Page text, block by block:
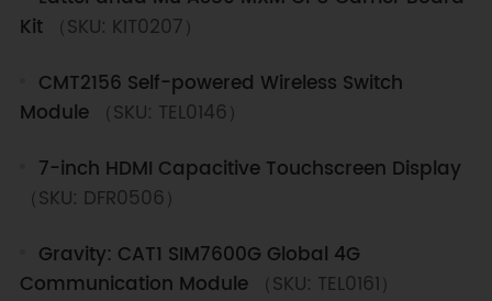
Kit （SKU: KIT0207）
CMT2156 Self-powered Wireless Switch
Module （SKU: TEL0146）
7-inch HDMI Capacitive Touchscreen Display
（SKU: DFR0506）
Gravity: CAT1 SIM7600G Global 4G
Communication Module （SKU: TEL0161）